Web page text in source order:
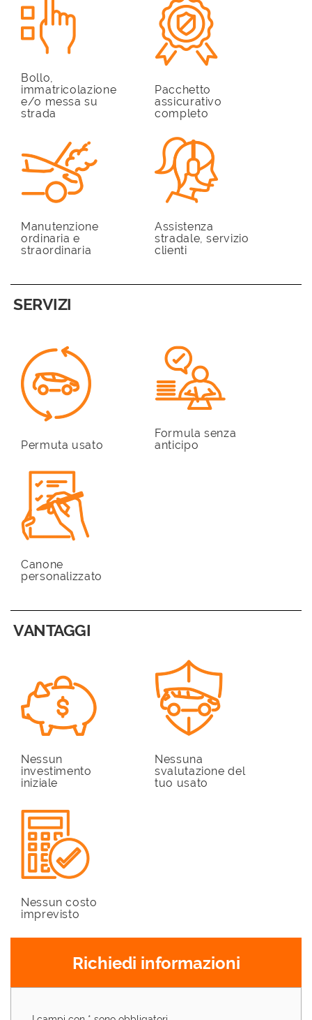
Bollo,
immatricolazione
e/o messa su
strada
Pacchetto
assicurativo
completo
Manutenzione
ordinaria e
straordinaria
Assistenza
stradale, servizio
clienti
SERVIZI
Permuta usato
Formula senza
anticipo
Canone
personalizzato
VANTAGGI
Nessun
investimento
iniziale
Nessuna
svalutazione del
tuo usato
Nessun costo
imprevisto
Richiedi informazioni